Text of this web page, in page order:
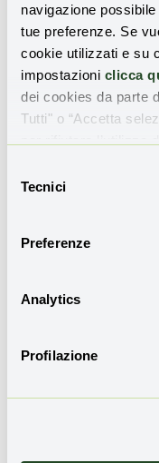
navigazione
tue preferenze. Se
cookie utilizzati e su
impostazioni clicca
dei cookies da parte
Tutti" o “Accetta
delTecnici
Preferenze
Analytics
Profilazione
MICROPLASTICHE
Un’alleanza di
basta alla